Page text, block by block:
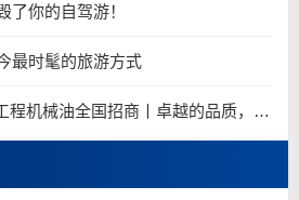
了你的自驾游！
最时髦的旅游方式
10、玉柴马石油-龙护工程机械油全国招商丨卓越的品质，专业的品牌！